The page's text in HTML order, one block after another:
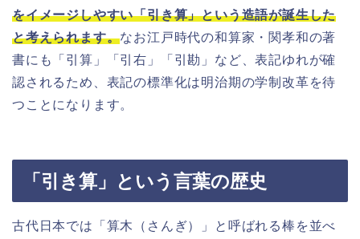
をイメージしやすい「引き算」という造語が誕生した
と考えられます。なお江戸時代の和算家・関孝和の著
書にも「引算」「引右」「引勘」など、表記ゆれが確
認されるため、表記の標準化は明治期の学制改革を待
つことになります。
「引き算」という言葉の歴史
古代日本では「算木（さんぎ）」と呼ばれる棒を並べ